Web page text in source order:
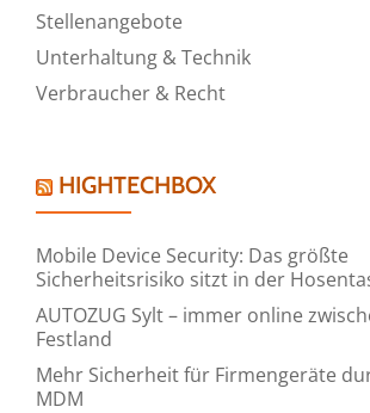
Stellenangebote
Unterhaltung & Technik
Verbraucher & Recht
HIGHTECHBOX
Mobile Device Security: Das größte
Sicherheitsrisiko sitzt in der
AUTOZUG Sylt – immer online
Festland
Mehr Sicherheit für Firmengeräte
MDM